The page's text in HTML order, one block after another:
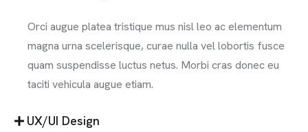
Orci augue platea tristique mus nisl leo ac elementum
magna urna scelerisque, curae nulla vel lobortis fusce
quam suspendisse luctus netus. Morbi cras donec eu
taciti vehicula augue etiam.
UX/UI Design